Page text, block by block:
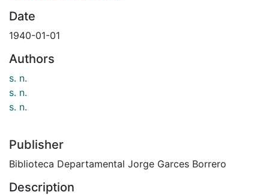
Date
1940-01-01
Authors
s. n.
s. n.
s. n.
Publisher
Biblioteca Departamental Jorge Garces Borrero
Description